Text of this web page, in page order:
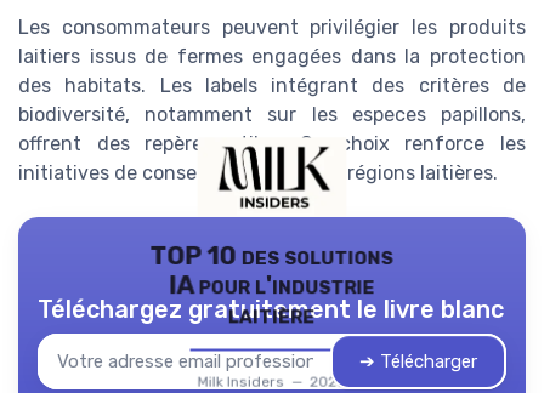
Les consommateurs peuvent privilégier les produits
laitiers issus de fermes engagées dans la protection
des habitats. Les labels intégrant des critères de
biodiversité, notamment sur les especes papillons,
offrent des repères utiles. Ce choix renforce les
initiatives de conservation dans les régions laitières.
TOP 10 des solutions
IA pour l'industrie
laitière
Milk Insiders — 2026
Téléchargez gratuitement le livre blanc
➔ Télécharger